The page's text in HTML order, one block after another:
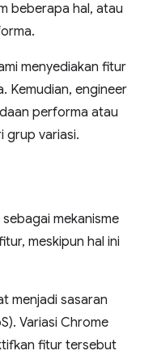
beberapa hal, atau
menyediakan fitur
Kemudian, engineer
performa atau
grup variasi.
mekanisme
meskipun hal ini
menjadi sasaran
Variasi Chrome
fitur tersebut